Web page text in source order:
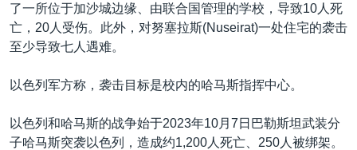
了一所位于加沙城边缘、由联合国管理的学校，导致10人死
亡，20人受伤。此外，对努塞拉斯(Nuseirat)一处住宅的袭击
至少导致七人遇难。
以色列军方称，袭击目标是校内的哈马斯指挥中心。
以色列和哈马斯的战争始于2023年10月7日巴勒斯坦武装分
子哈马斯突袭以色列，造成约1,200人死亡、250人被绑架。